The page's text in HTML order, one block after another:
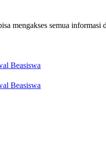
mengakses semua informasi
Beasiswa
Beasiswa